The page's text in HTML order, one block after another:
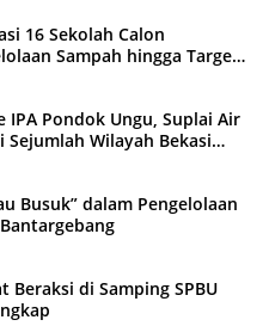
16 Sekolah Calon
Sampah hingga Target
IPA Pondok Ungu, Suplai Air
Wilayah Bekasi
Busuk” dalam Pengelolaan
Beraksi di Samping SPBU